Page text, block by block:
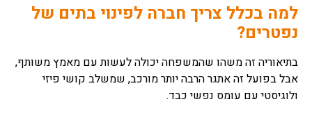
למה בכלל צריך חברה לפינוי בתים של
נפטרים?
בתיאוריה זה משהו שהמשפחה יכולה לעשות עם מאמץ משותף,
אבל בפועל זה אתגר הרבה יותר מורכב, שמשלב קושי פיזי
ולוגיסטי עם עומס נפשי כבד.